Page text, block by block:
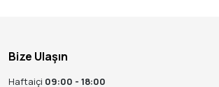
Bize Ulaşın
Haftaiçi 09:00 - 18:00